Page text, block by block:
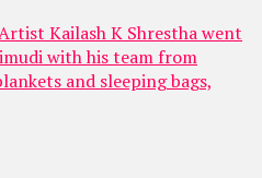
Kailash K Shrestha went
with his team from
and sleeping bags,